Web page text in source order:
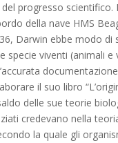
progresso scientifico.
della nave HMS
Darwin ebbe modo di
specie viventi (animali e
il suo libro
delle sue teorie
credevano nella
la quale gli